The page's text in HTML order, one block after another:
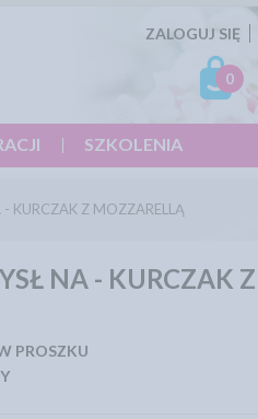
ZALOGUJ SIĘ
0
SZKOLENIA
KURCZAK Z MOZZARELLĄ
NA - KURCZAK Z
PROSZKU